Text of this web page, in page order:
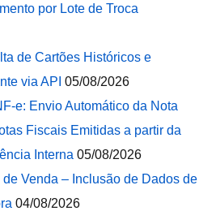
por Lote de Troca
de Cartões Históricos e
via API 05/08/2026
e: Envio Automático da Nota
Fiscais Emitidas a partir da
Interna 05/08/2026
Venda – Inclusão de Dados de
04/08/2026